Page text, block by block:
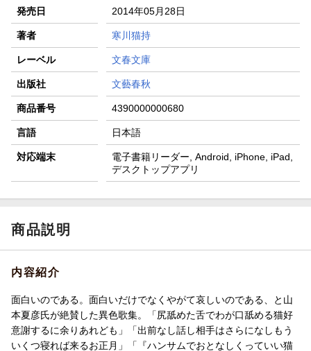
発売日 2014年05月28日
著者 寒川猫持
レーベル 文春文庫
出版社 文藝春秋
商品番号 4390000000680
言語 日本語
対応端末
電子書籍リーダー, Android, iPhone, iPad,
デスクトップアプリ
商品説明
内容紹介
面白いのである。面白いだけでなくやがて哀しいのである、と山
本夏彦氏が絶賛した異色歌集。「尻舐めた舌でわが口舐める猫好
意謝するに余りあれども」「出前なし話し相手はさらになしもう
いくつ寝れば来るお正月」「『ハンサムでおとなしくっていい猫